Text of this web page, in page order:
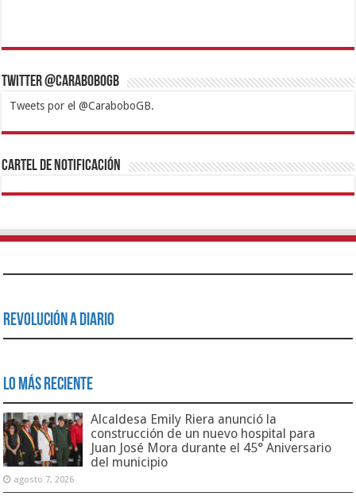
Twitter @CaraboboGB
Tweets por el @CaraboboGB.
1xbetBetturkeyBetistKralbetSupertotobetTipobetMatadorbetMariobet
https://mvbcasino.com/
Cartel de Notificación
Revolución a Diario
Lo Más Reciente
Alcaldesa Emily Riera anunció la
construcción de un nuevo hospital para
Juan José Mora durante el 45° Aniversario
del municipio
agosto 7, 2026